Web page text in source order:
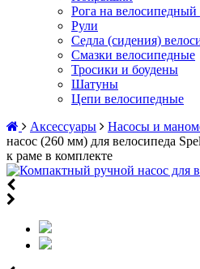
Рога на велосипедный
Рули
Седла (сидения)
Смазки велосипедные
Тросики и боудены
Шатуны
Цепи велосипедные
Аксессуары
Насосы и
насос (260 мм) для велосипеда
к раме в комплекте